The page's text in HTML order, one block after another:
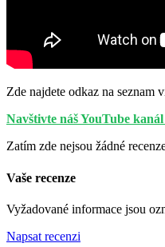
Zde najdete odkaz na seznam
Navštivte náš YouTube
Zatím zde nejsou žádné
Vaše recenze
Vyžadované informace jsou
Napsat recenzi